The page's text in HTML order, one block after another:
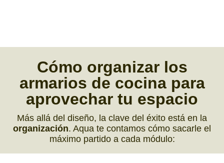
Cómo organizar los
armarios de cocinapara
aprovechar tu espacio
Más allá del diseño, la clave del éxito está en la
organización. Aqua te contamos cómo sacarle el
máximo partido a cada módulo: